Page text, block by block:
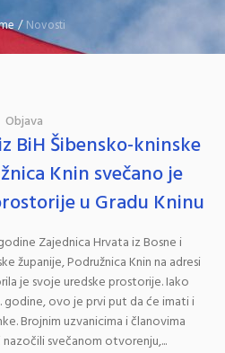
/Novosti
Objava
BiH Šibensko-kninske
Knin svečano je
u Gradu Kninu
Zajednica Hrvata iz Bosne i
županije, Podružnica Knin na adresi
je svoje uredske prostorije. Iako
godine, ovo je prvi put da će imati i
Brojnim uzvanicima i članovima
svečanom otvorenju,...